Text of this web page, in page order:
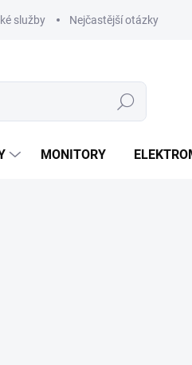
služby Nejčastější otázky
Hledat
MONITORY